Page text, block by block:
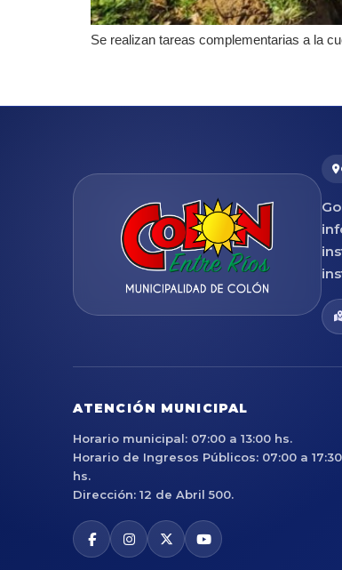
Se realizan tareas complementarias a la
ATENCIÓN MUNICIPAL
Horario municipal: 07:00 a 13:00 hs.
Horario de Ingresos Públicos: 07:00 a 17:30
hs.
Dirección: 12 de Abril 500.